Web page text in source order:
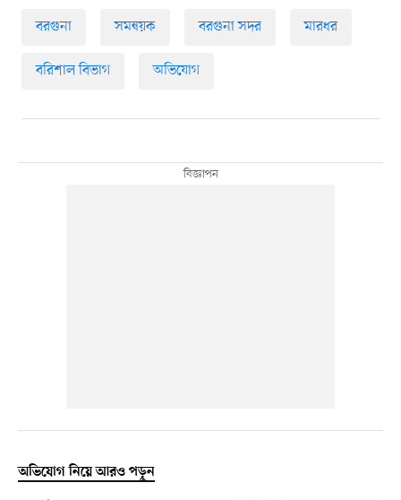
বরগুনা সমন্বয়ক বরগুনা সদর মারধর
বরিশাল বিভাগ অভিযোগ
অভিযোগ নিয়ে আরও পড়ুন